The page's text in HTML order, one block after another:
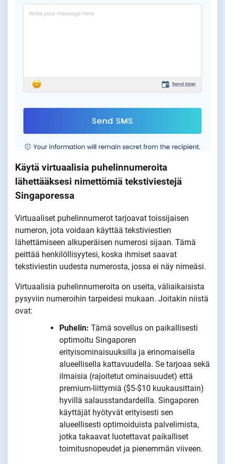
Käytä virtuaalisia puhelinnumeroita
lähettääksesi nimettömiä tekstiviestejä
Singaporessa
Virtuaaliset puhelinnumerot tarjoavat toissijaisen
numeron, jota voidaan käyttää tekstiviestien
lähettämiseen alkuperäisen numerosi sijaan. Tämä
peittää henkilöllisyytesi, koska ihmiset saavat
tekstiviestin uudesta numerosta, jossa ei näy nimeäsi.
Virtuaalisia puhelinnumeroita on useita, väliaikaisista
pysyviin numeroihin tarpeidesi mukaan. Joitakin niistä
ovat:
Puhelin: Tämä sovellus on paikallisesti
optimoitu Singaporen
erityisominaisuuksilla ja erinomaisella
alueellisella kattavuudella. Se tarjoaa sekä
ilmaisia (rajoitetut ominaisuudet) että
premium-liittymiä ($5-$10 kuukausittain)
hyvillä salausstandardeilla. Singaporen
käyttäjät hyötyvät erityisesti sen
alueellisesti optimoiduista palvelimista,
jotka takaavat luotettavat paikalliset
toimitusnopeudet ja pienemmän viiveen.